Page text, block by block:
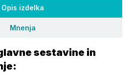
Opis izdelka
Mnenja
sestavine in